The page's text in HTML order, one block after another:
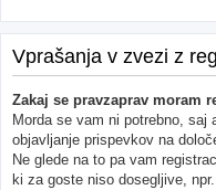
Vprašanja v zvezi z
Zakaj se pravzaprav moram
Morda se vam ni potrebno,
objavljanje prispevkov na
Ne glede na to pa vam
ki za goste niso dosegljive,